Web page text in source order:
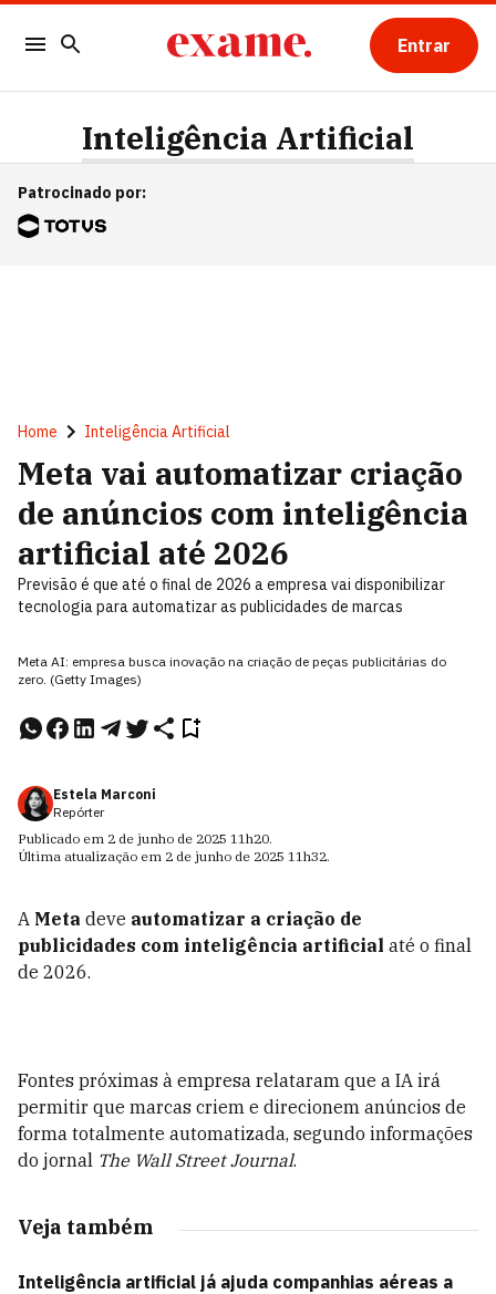
Entrar
Inteligência Artificial
Patrocinado por:
Home Inteligência Artificial
Meta vai automatizar criação
de anúncios com inteligência
artificial até 2026
Previsão é que até o final de 2026 a empresa vai disponibilizar
tecnologia para automatizar as publicidades de marcas
Meta AI: empresa busca inovação na criação de peças publicitárias do
zero. (Getty Images)
Estela Marconi
Repórter
Publicado em 2 de junho de 2025 11h20.
Última atualização em 2 de junho de 2025 11h32.
A Meta deve automatizar a criação de
publicidades com inteligência artificial até o final
de 2026.
Fontes próximas à empresa relataram que a IA irá
permitir que marcas criem e direcionem anúncios de
forma totalmente automatizada, segundo informações
do jornal The Wall Street Journal.
Veja também
Inteligência artificial já ajuda companhias aéreas a